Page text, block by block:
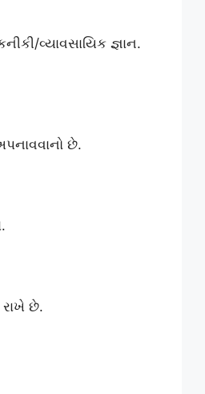
વ્યાવસાયિક જ્ઞાન.
છે.
રાખે છે.